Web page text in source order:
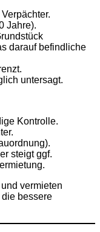
Jahre).
darauf befindliche
untersagt.
Kontrolle.
steigt ggf.
vermieten
bessere